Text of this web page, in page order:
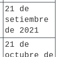
21 de
setiembre
de 2021
21 de